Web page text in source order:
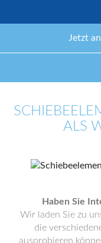
Jetzt
LS
Haben Sie
Wir laden Sie zu
die
ausprobieren